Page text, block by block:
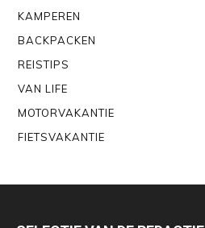
KAMPEREN
BACKPACKEN
REISTIPS
VAN LIFE
MOTORVAKANTIE
FIETSVAKANTIE